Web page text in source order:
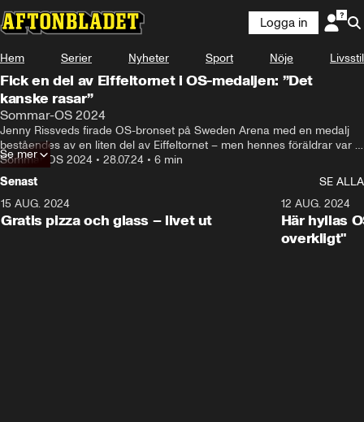
Logga in
Hem Serier Nyheter Sport Nöje Livsstil
Fick en del av Eiffeltornet i OS-medaljen: ”Det
kanske rasar”
Sommar-OS 2024
Jenny Rissveds firade OS-bronset på Sweden Arena med en medalj
beståendes av en liten del av Eiffeltornet – men hennes föräldrar var
hemma och renoverade sommarstugan.
Sommar-OS 2024 • 28.07.24 • 6 min
Se mer
Senast
SE ALLA
15 AUG. 2024
Gratis pizza och glass – livet ut
12 AUG. 2024
Här hyllas
overkligt"